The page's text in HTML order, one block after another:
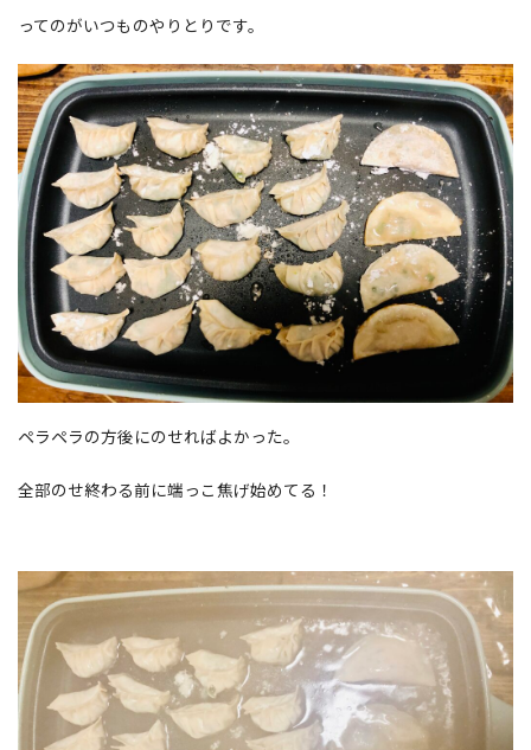
ってのがいつものやりとりです。
ペラペラの方後にのせればよかった。
全部のせ終わる前に端っこ焦げ始めてる！